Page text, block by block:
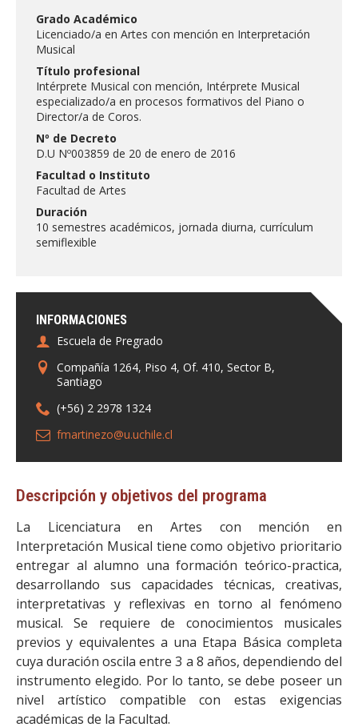
Estudiantes
Académicas/os
Funcionarias/os
INFORMACIONES
Escuela de Pregrado
Compañía 1264, Piso 4, Of. 410, Sector B,
Santiago
(+56) 2 2978 1324
fmartinezo@u.uchile.cl
Grado Académico
Licenciado/a en Artes con mención en Interpretación
Musical
Título profesional
Intérprete Musical con mención, Intérprete Musical
especializado/a en procesos formativos del Piano o
Director/a de Coros.
Nº de Decreto
D.U Nº003859 de 20 de enero de 2016
Facultad o Instituto
Facultad de Artes
Duración
10 semestres académicos, jornada diurna, currículum
semiflexible
Descripción y objetivos del programa
La Licenciatura en Artes con mención en
Interpretación Musical tiene como objetivo prioritario
entregar al alumno una formación teórico-practica,
desarrollando sus capacidades técnicas, creativas,
interpretativas y reflexivas en torno al fenómeno
musical. Se requiere de conocimientos musicales
previos y equivalentes a una Etapa Básica completa
cuya duración oscila entre 3 a 8 años, dependiendo del
instrumento elegido. Por lo tanto, se debe poseer un
nivel artístico compatible con estas exigencias
académicas de la Facultad.